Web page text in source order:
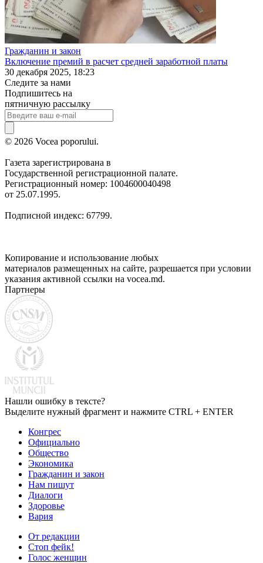
Гражданин и закон
Включение премий в расчет средней заработной платы
30 декабря 2025, 18:23
Следите за нами
Подпишитесь на
пятничную рассылку
© 2026 Vocea poporului.
Газета зарегистрирована в
Государственной регистрационной палате.
Регистрационный номер: 1004600040498
от 25.07.1995.
Подписной индекс: 67799.
Копирование и использование любых
материалов размещенных на сайте, разрешается при условии
указания активной ссылки на vocea.md.
Партнеры
Нашли ошибку в тексте?
Выделите нужный фрагмент и нажмите CTRL + ENTER
Конгрес
Официально
Общество
Экономика
Гражданин и закон
Нам пишут
Диалоги
Здоровье
Вария
От редакции
Стоп фейк!
Голос женщин